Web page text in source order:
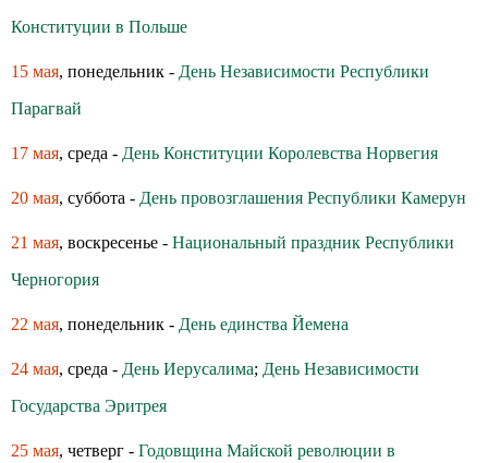
Конституции в Польше
15 мая, понедельник - День Независимости Республики
Парагвай
17 мая, среда - День Конституции Королевства Норвегия
20 мая, суббота - День провозглашения Республики Камерун
21 мая, воскресенье - Национальный праздник Республики
Черногория
22 мая, понедельник - День единства Йемена
24 мая, среда - День Иерусалима; День Независимости
Государства Эритрея
25 мая, четверг - Годовщина Майской революции в